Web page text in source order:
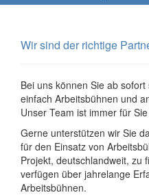
Wir sind der richtige
Bei uns können Sie ab
einfach Arbeitsbühnen und
Unser Team ist immer für
Gerne unterstützen wir Sie
für den Einsatz von
Projekt, deutschlandweit, zu
verfügen über jahrelange
Arbeitsbühnen.